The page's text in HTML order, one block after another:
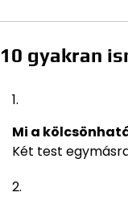
10 gyakran
Mi a
Két test